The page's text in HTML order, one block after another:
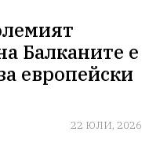
Балканите е
европейски
22 ЮЛИ, 2026